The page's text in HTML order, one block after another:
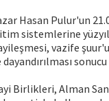
Hasan Pulur'un
sistemlerine
vazife
Birlikleri, Alman